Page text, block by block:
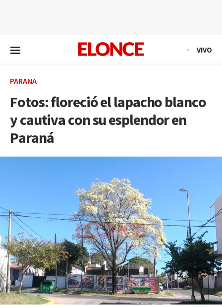
VIVO
PARANÁ
Fotos: floreció el lapacho blanco
y cautiva con su esplendor en
Paraná